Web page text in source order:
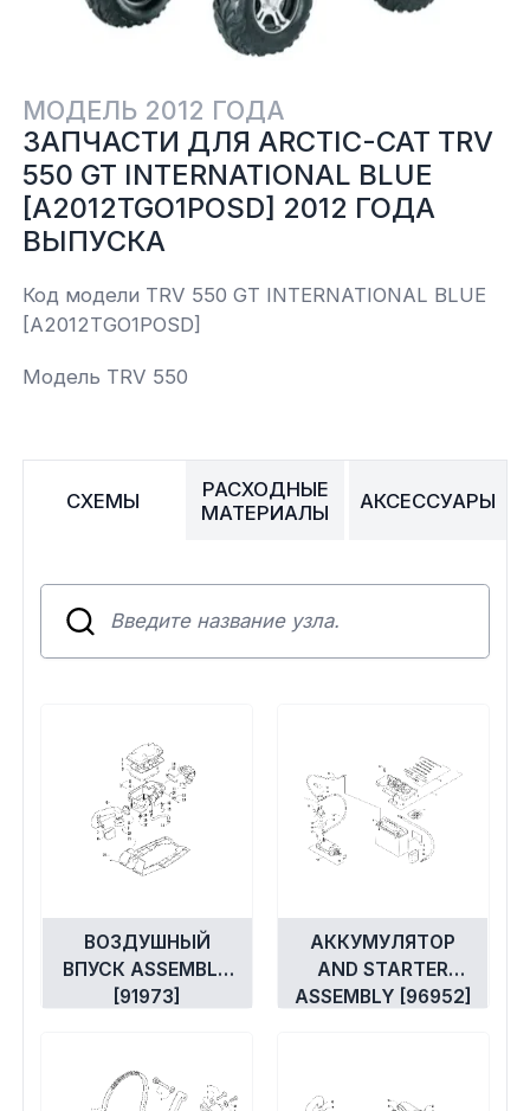
Салонные фильтры
Корпус,пластик
Подвеска
Ремни безопасности
Система привода
Снегоотвалы
Тормозная система
Управление
Хранение и перевозка
Шины, диски, гусеницы
Шноркели
Экипировка и одежда
Kawasaki
МОДЕЛЬ 2012 ГОДА
ЗАПЧАСТИ ДЛЯ ARCTIC-CAT TRV
550 GT INTERNATIONAL BLUE
[A2012TGO1POSD] 2012 ГОДА
ВЫПУСКА
Код модели TRV 550 GT INTERNATIONAL BLUE
[A2012TGO1POSD]
Модель TRV 550
СХЕМЫ
РАСХОДНЫЕ
МАТЕРИАЛЫ
АКСЕССУАРЫ
ВОЗДУШНЫЙ
ВПУСК ASSEMBLY
[91973]
АККУМУЛЯТОР
AND STARTER
ASSEMBLY [96952]